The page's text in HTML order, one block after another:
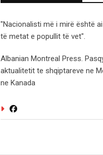
"Nacionalisti më i mirë është
të metat e popullit të vet".
Albanian Montreal Press.
aktualitetit te shqiptareve ne
ne Kanada